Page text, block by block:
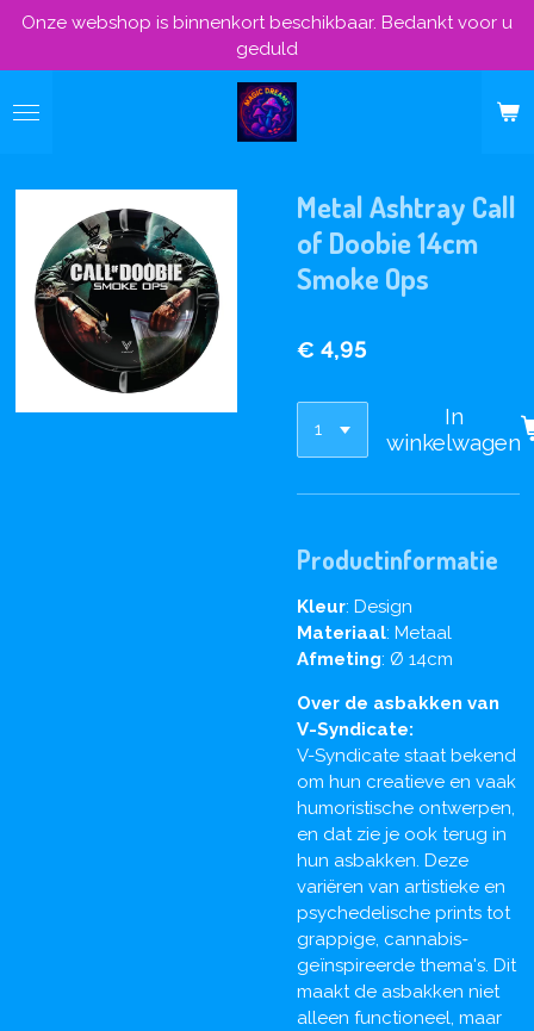
Ga
naar
de
Onze webshop is binnenkort beschikbaar. Bedankt voor u
geduld
Metal Ashtray Call
of Doobie 14cm
Smoke Ops
€ 4,95
In
winkelwagen
Productinformatie
Kleur: Design
Materiaal: Metaal
Afmeting: Ø 14cm
Over de asbakken van
V-Syndicate:
V-Syndicate staat bekend
om hun creatieve en vaak
humoristische ontwerpen,
en dat zie je ook terug in
hun asbakken. Deze
variëren van artistieke en
psychedelische prints tot
grappige, cannabis-
geïnspireerde thema's. Dit
maakt de asbakken niet
alleen functioneel, maar